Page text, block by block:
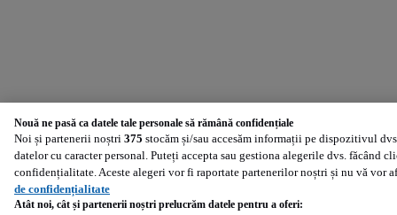
Nouă ne pasă ca datele tale personale să rămână confidențiale
Noi și partenerii noștri 375 stocăm și/sau accesăm informații pe dispozitivul
datelor cu caracter personal. Puteți accepta sau gestiona alegerile dvs. făcând
confidențialitate. Aceste alegeri vor fi raportate partenerilor noștri și nu vă vor
de confidențialitate
Atât noi, cât și partenerii noștri prelucrăm datele pentru a oferi: